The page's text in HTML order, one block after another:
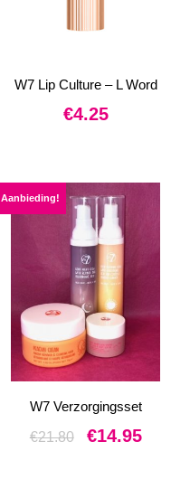
W7 Lip Culture – L Word
€4.25
Aanbieding!
W7 Verzorgingsset
€21.80
Oorspronkelijke
€14.95Huidige